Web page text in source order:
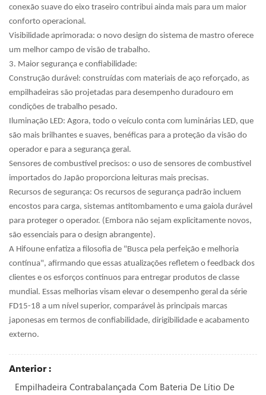
conexão suave do eixo traseiro contribui ainda mais para um maior
conforto operacional.
Visibilidade aprimorada: o novo design do sistema de mastro oferece
um melhor campo de visão de trabalho.
3. Maior segurança e confiabilidade:
Construção durável: construídas com materiais de aço reforçado, as
empilhadeiras são projetadas para desempenho duradouro em
condições de trabalho pesado.
Iluminação LED: Agora, todo o veículo conta com luminárias LED, que
são mais brilhantes e suaves, benéficas para a proteção da visão do
operador e para a segurança geral.
Sensores de combustível precisos: o uso de sensores de combustível
importados do Japão proporciona leituras mais precisas.
Recursos de segurança: Os recursos de segurança padrão incluem
encostos para carga, sistemas antitombamento e uma gaiola durável
para proteger o operador. (Embora não sejam explicitamente novos,
são essenciais para o design abrangente).
A Hifoune enfatiza a filosofia de "Busca pela perfeição e melhoria
contínua", afirmando que essas atualizações refletem o feedback dos
clientes e os esforços contínuos para entregar produtos de classe
mundial. Essas melhorias visam elevar o desempenho geral da série
FD15-18 a um nível superior, comparável às principais marcas
japonesas em termos de confiabilidade, dirigibilidade e acabamento
externo.
Anterior :
Empilhadeira Contrabalançada Com Bateria De Lítio De